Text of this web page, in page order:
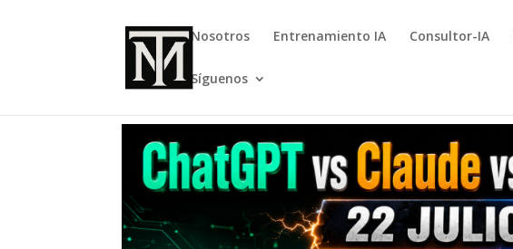
Nosotros Entrenamiento IA Consultor-IA
Síguenos